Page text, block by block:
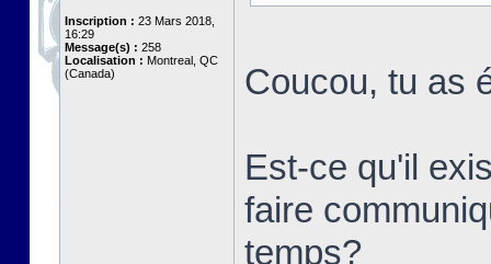
Inscription : 23 Mars 2018,
16:29
Message(s) : 258
Localisation : Montreal, QC
(Canada)
Coucou, tu as
Est-ce qu'il
faire
temps?